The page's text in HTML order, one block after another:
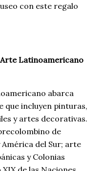
con este regalo
Latinoamericano
abarca
que incluyen pinturas,
y artes decorativas.
de
del Sur; arte
y Colonias